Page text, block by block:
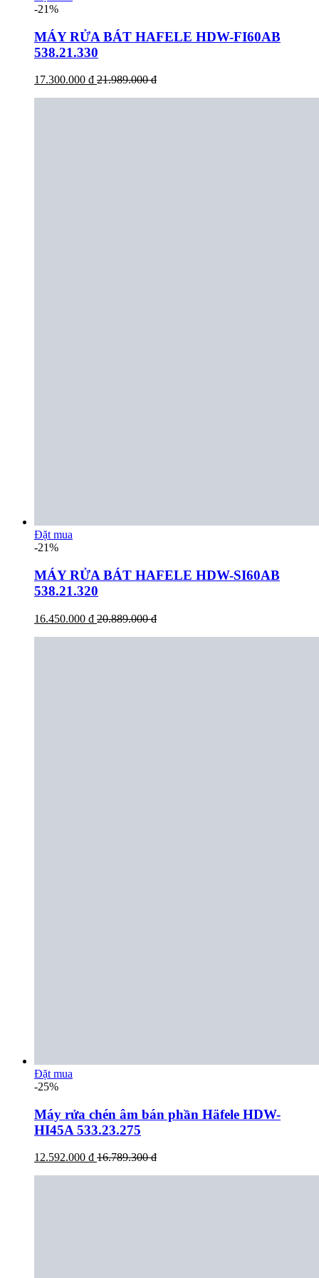
-21%
MÁY RỬA BÁT HAFELE HDW-FI60AB
538.21.330
17.300.000 đ 21.989.000 đ
Đặt mua
-21%
MÁY RỬA BÁT HAFELE HDW-SI60AB
538.21.320
16.450.000 đ 20.889.000 đ
Đặt mua
-25%
Máy rửa chén âm bán phần Häfele HDW-
HI45A 533.23.275
12.592.000 đ 16.789.300 đ